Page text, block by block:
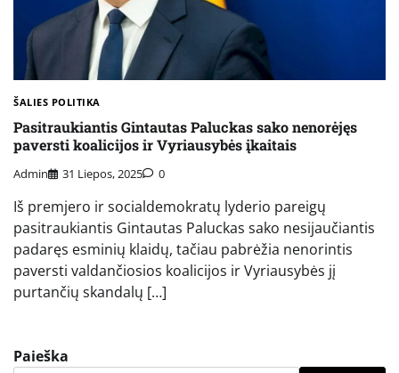
ŠALIES POLITIKA
Pasitraukiantis Gintautas Paluckas sako nenorėjęs
paversti koalicijos ir Vyriausybės įkaitais
Admin 31 Liepos, 2025 0
Iš premjero ir socialdemokratų lyderio pareigų
pasitraukiantis Gintautas Paluckas sako nesijaučiantis
padaręs esminių klaidų, tačiau pabrėžia nenorintis
paversti valdančiosios koalicijos ir Vyriausybės jį
purtančių skandalų […]
Paieška